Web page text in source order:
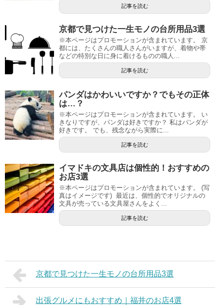
記事を読む
京都で見つけた一生モノの台所用品3選
※本ページはプロモーションが含まれています。 京
都には、たくさんの職人さんがいますが、着物や帯
などの特別な日に身に着けるものの職人...
記事を読む
パンダはかわいいですか？でもその正体
は…？
※本ページはプロモーションが含まれています。 い
きなりですが、パンダは好きですか？ 私はパンダが
好きです。 でも、残念ながら実際に...
記事を読む
イマドキの文具店は個性的！おすすめの
お店3選
※本ページはプロモーションが含まれています。 (写
真はイメージです) 最近は、個性的でオリジナルの
文具が売っている文具屋さんをよく...
記事を読む
京都で見つけた一生モノの台所用品3選
出張グルメにもおすすめ｜福井のお店4選